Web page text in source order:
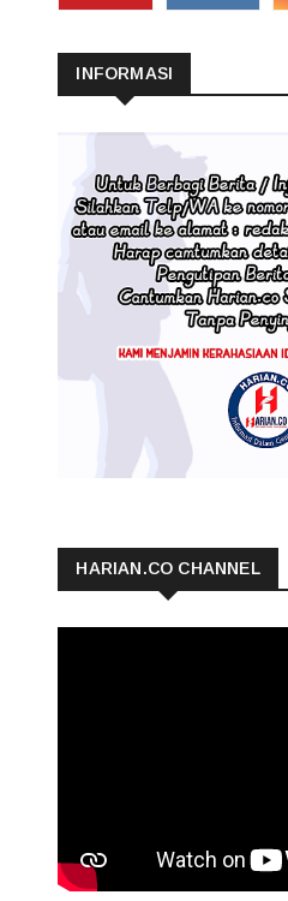
INFORMASI
HARIAN.CO CHANNEL